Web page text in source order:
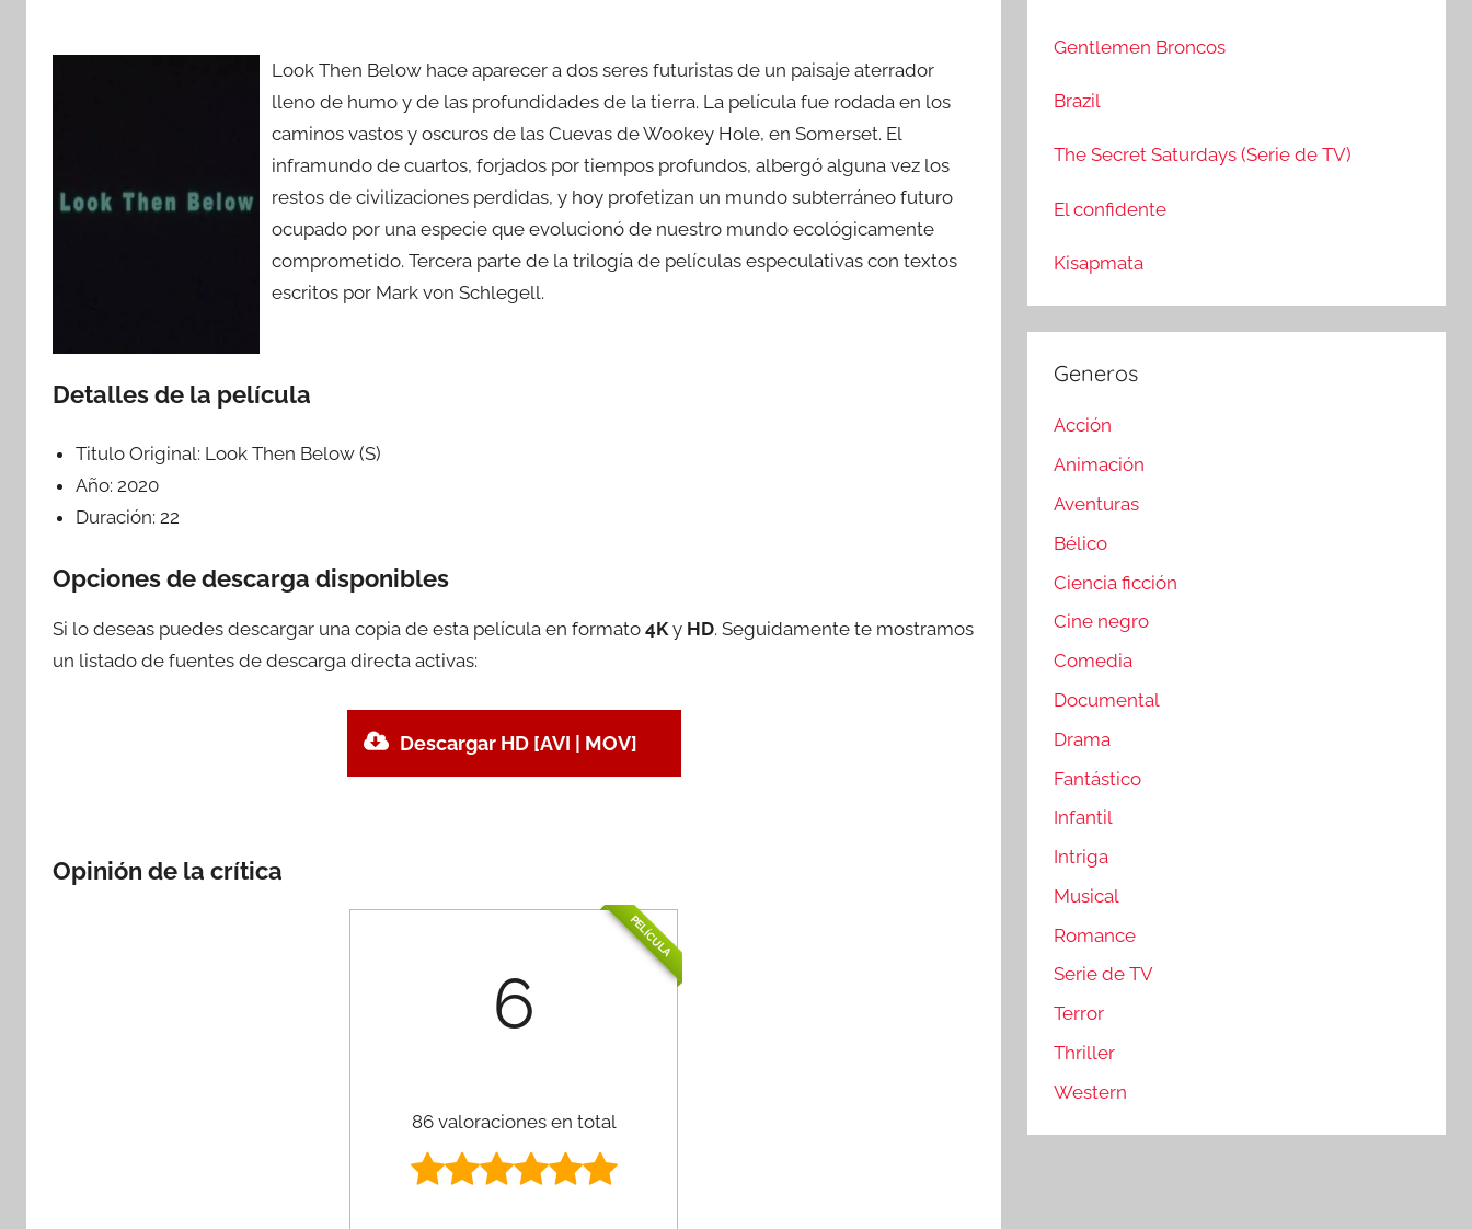
Look Then Below hace aparecer a dos seres futuristas de un paisaje aterrador
lleno de humo y de las profundidades de la tierra. La película fue rodada en los
caminos vastos y oscuros de las Cuevas de Wookey Hole, en Somerset. El
inframundo de cuartos, forjados por tiempos profundos, albergó alguna vez los
restos de civilizaciones perdidas, y hoy profetizan un mundo subterráneo futuro
ocupado por una especie que evolucionó de nuestro mundo ecológicamente
comprometido. Tercera parte de la trilogía de películas especulativas con textos
escritos por Mark von Schlegell.
Detalles de la película
Titulo Original: Look Then Below (S)
Año:2020
Duración:22
Opciones de descarga disponibles
Si lo deseas puedes descargar una copia de esta película en formato 4K y HD. Seguidamente te mostramos
un listado de fuentes de descarga directa activas:
Descargar HD [AVI | MOV]
Opinión de la crítica
PELÍCULA
6
86 valoraciones en total
:Gentlemen Broncos
Brazil
The Secret Saturdays (Serie de TV)
El confidente
Kisapmata
Generos
Acción
Animación
Aventuras
Bélico
Ciencia ficción
Cine negro
Comedia
Documental
Drama
Fantástico
Infantil
Intriga
Musical
Romance
Serie de TV
Terror
Thriller
Western